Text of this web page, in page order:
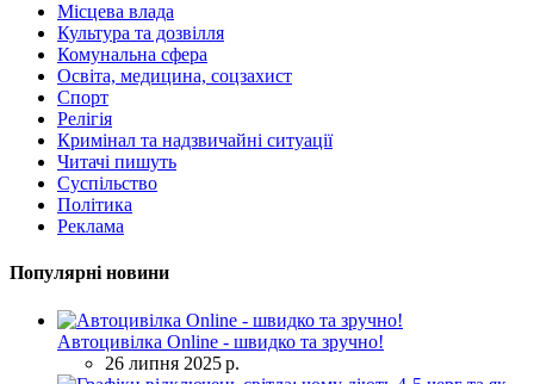
Місцева влада
Культура та дозвілля
Комунальна сфера
Освіта, медицина, соцзахист
Спорт
Релігія
Кримінал та надзвичайні ситуації
Читачі пишуть
Суспільство
Політика
Реклама
Популярні новини
Автоцивілка Online - швидко та зручно!
26 липня 2025 р.